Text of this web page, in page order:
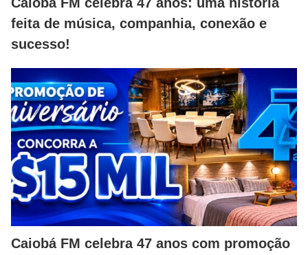
feita de música, companhia, conexão e
sucesso!
Caiobá FM celebra 47 anos com promoção